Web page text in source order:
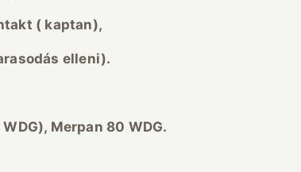
ás elleni).
Merpan 80 WDG.